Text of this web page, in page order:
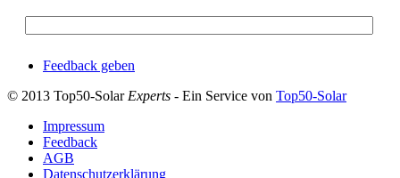
Feedback geben
© 2013 Top50-Solar Experts - Ein Service von Top50-Solar
Impressum
Feedback
AGB
Datenschutzerklärung